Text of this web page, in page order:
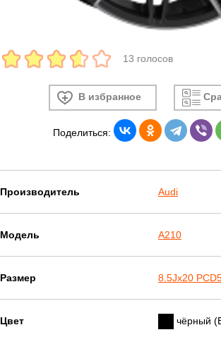
13 голосов
В избранное
Поделиться:
Производитель Audi
Модель A210
Размер 8.5Jx20
Цвет чёрный